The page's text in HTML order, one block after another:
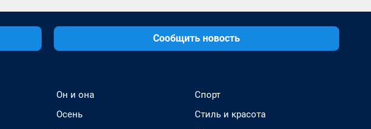
Сообщить новость
Он и она
Осень
Спорт
Стиль и красота